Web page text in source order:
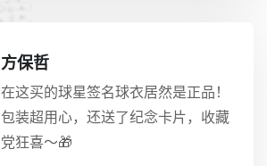
方保哲
在这买的球星签名球衣居然是正品！
包装超用心，还送了纪念卡片，收藏
党狂喜～🎁